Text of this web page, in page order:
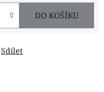
DO KOŠÍKU
Sdílet